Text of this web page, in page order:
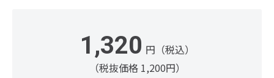
1,320 円（税込）
（税抜価格 1,200円）